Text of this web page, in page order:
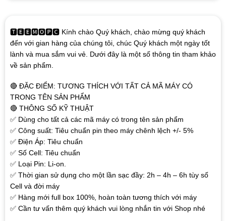
🆃🅴🅴🅼🅾🅿🅲 Kính chào Quý khách, chào mừng quý khách
đến với gian hàng của chúng tôi, chúc Quý khách một ngày tốt
lành và mua sắm vui vẻ. Dưới đây là một số thông tin tham khảo
về sản phẩm.
🔴 ĐẶC ĐIỂM: TƯƠNG THÍCH VỚI TẤT CẢ MÃ MÁY CÓ
TRONG TÊN SẢN PHẨM
🔴 THÔNG SỐ KỸ THUẬT
✅ Dùng cho tất cả các mã máy có trong tên sản phẩm
✅ Công suất: Tiêu chuẩn pin theo máy chênh lệch +/- 5%
✅ Điện Áp: Tiêu chuẩn
✅ Số Cell: Tiêu chuẩn
✅ Loại Pin: Li-on.
✅ Thời gian sử dụng cho một lần sạc đầy: 2h – 4h – 6h tùy số
Cell và đời máy
✅ Hàng mới full box 100%, hoàn toàn tương thích với máy
✅ Cần tư vấn thêm quý khách vui lòng nhắn tin với Shop nhé